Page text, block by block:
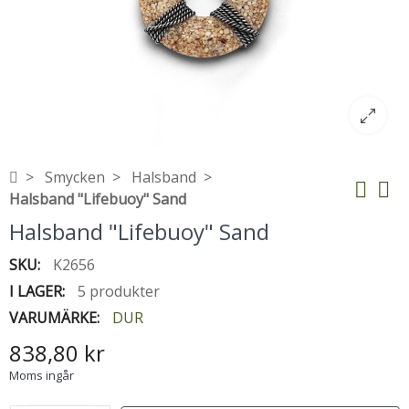
Smycken
Halsband
Halsband "Lifebuoy" Sand
Halsband "Lifebuoy" Sand
SKU:
K2656
I LAGER:
5 produkter
VARUMÄRKE:
DUR
838,80 kr
Moms ingår